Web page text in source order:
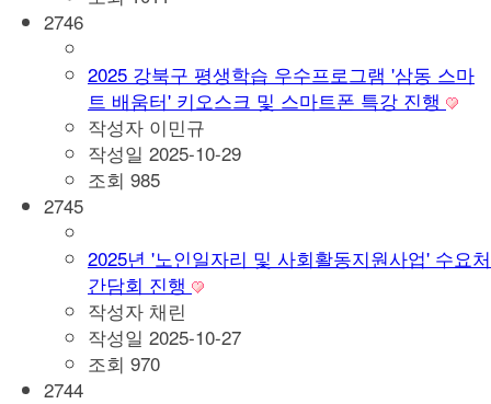
2746
2025 강북구 평생학습 우수프로그램 '삼동 스마
트 배움터' 키오스크 및 스마트폰 특강 진행
작성자 이민규
작성일 2025-10-29
조회 985
2745
2025년 '노인일자리 및 사회활동지원사업' 수요처
간담회 진행
작성자 채린
작성일 2025-10-27
조회 970
2744